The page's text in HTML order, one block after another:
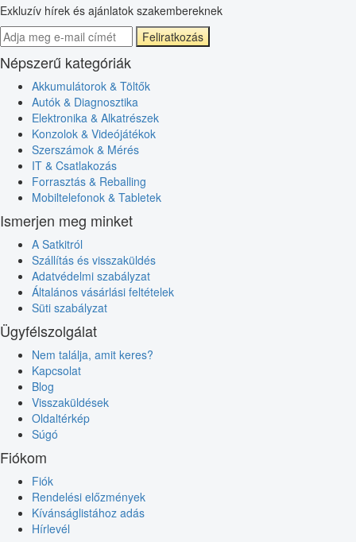
Exkluzív hírek és ajánlatok szakembereknek
Feliratkozás
Népszerű kategóriák
Akkumulátorok & Töltők
Autók & Diagnosztika
Elektronika & Alkatrészek
Konzolok & Videójátékok
Szerszámok & Mérés
IT & Csatlakozás
Forrasztás & Reballing
Mobiltelefonok & Tabletek
Ismerjen meg minket
A Satkitról
Szállítás és visszaküldés
Adatvédelmi szabályzat
Általános vásárlási feltételek
Süti szabályzat
Ügyfélszolgálat
Nem találja, amit keres?
Kapcsolat
Blog
Visszaküldések
Oldaltérkép
Súgó
Fiókom
Fiók
Rendelési előzmények
Kívánságlistához adás
Hírlevél